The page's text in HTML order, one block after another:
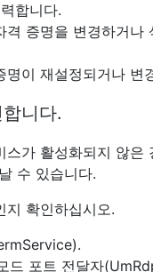
합니다.
증명을 변경하거나
이 재설정되거나 변
니다.
가 활성화되지 않은
수 있습니다.
지 확인하십시오.
드 포트 전달자